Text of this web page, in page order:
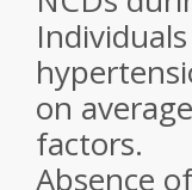
on
factors.
Absence